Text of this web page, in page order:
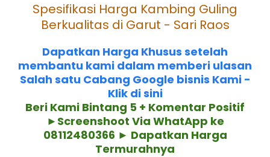
Spesifikasi Harga Kambing Guling
Berkualitas di Garut - Sari Raos
Dapatkan Harga Khusus setelah
membantu kami dalam memberi ulasan
Salah satu Cabang Google bisnis Kami -
Klik di sini
Beri Kami Bintang 5 + Komentar Positif
►Screenshoot Via WhatApp ke
08112480366 ► Dapatkan Harga
Termurahnya